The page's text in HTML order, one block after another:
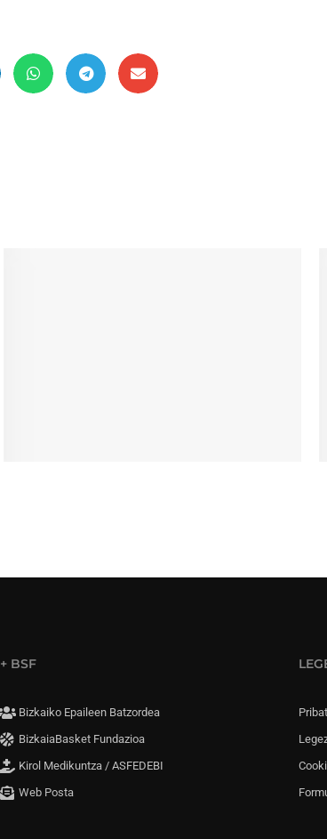
+ BSF
Bizkaiko Epaileen Batzordea
BizkaiaBasket Fundazioa
Kirol Medikuntza / ASFEDEBI
Web Posta